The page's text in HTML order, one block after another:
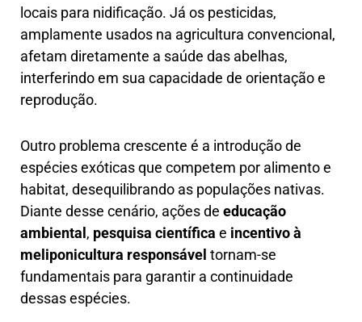
locais para nidificação. Já os pesticidas,
amplamente usados na agricultura convencional,
afetam diretamente a saúde das abelhas,
interferindo em sua capacidade de orientação e
reprodução.
Outro problema crescente é a introdução de
espécies exóticas que competem por alimento e
habitat, desequilibrando as populações nativas.
Diante desse cenário, ações de educação
ambiental, pesquisa científica e incentivo à
meliponicultura responsável tornam-se
fundamentais para garantir a continuidade
dessas espécies.